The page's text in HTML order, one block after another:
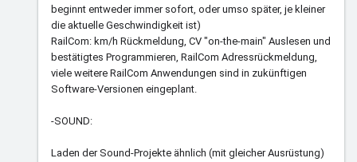
beginnt entweder immer sofort, oder umso später, je kleiner
die aktuelle Geschwindigkeit ist)
RailCom: km/h Rückmeldung, CV "on-the-main" Auslesen und
bestätigtes Programmieren, RailCom Adressrückmeldung,
viele weitere RailCom Anwendungen sind in zukünftigen
Software-Versionen eingeplant.
-SOUND:
Laden der Sound-Projekte ähnlich (mit gleicher Ausrüstung)